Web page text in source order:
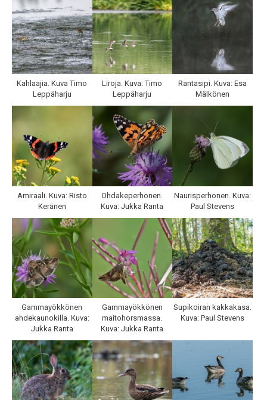
Kahlaajia. Kuva Timo
Leppäharju
Liroja. Kuva: Timo
Leppäharju
Rantasipi. Kuva: Esa
Mälkönen
Amiraali. Kuva: Risto
Keränen
Ohdakeperhonen.
Kuva: Jukka Ranta
Naurisperhonen. Kuva:
Paul Stevens
Gammayökkönen
ahdekaunokilla. Kuva:
Jukka Ranta
Gammayökkönen
maitohorsmassa.
Kuva: Jukka Ranta
Supikoiran kakkakasa.
Kuva: Paul Stevens